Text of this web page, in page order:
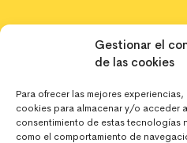
Gestionar el
de las cookies
Para ofrecer las mejores
cookies para almacenar y/o acceder
consentimiento de estas tecnologías
como el comportamiento de
Contacta con nosotros
C/ Alpujarra, 1
03202 Elx, Alicante
642 10 44 43